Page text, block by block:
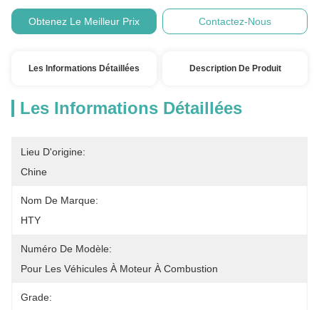
Obtenez Le Meilleur Prix Contactez-Nous
Les Informations Détaillées Description De Produit
Les Informations Détaillées
Lieu D'origine:
Chine
Nom De Marque:
HTY
Numéro De Modèle:
Pour Les Véhicules À Moteur À Combustion
Grade: